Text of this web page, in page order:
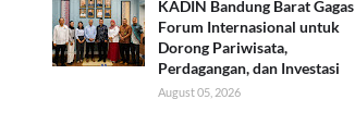
KADIN Bandung Barat Gagas
Forum Internasional untuk
Dorong Pariwisata,
Perdagangan, dan Investasi
August 05, 2026